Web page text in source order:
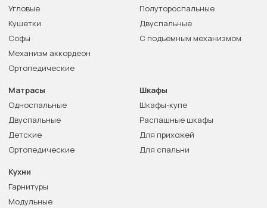
Угловые
Кушетки
Софы
Механизм аккордеон
Ортопедические
Полутороспальные
Двуспальные
С подъемным механизмом
Матрасы
Односпальные
Двуспальные
Детские
Ортопедические
Шкафы
Шкафы-купе
Распашные шкафы
Для прихожей
Для спальни
Кухни
Гарнитуры
Модульные